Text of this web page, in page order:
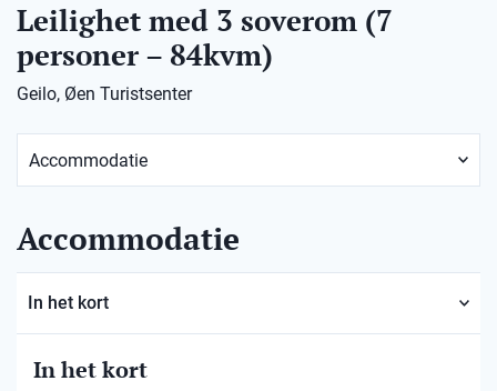
Leilighet med 3 soverom (7
personer – 84kvm)
Geilo, Øen Turistsenter
Accommodatie
In het kort
In het kort